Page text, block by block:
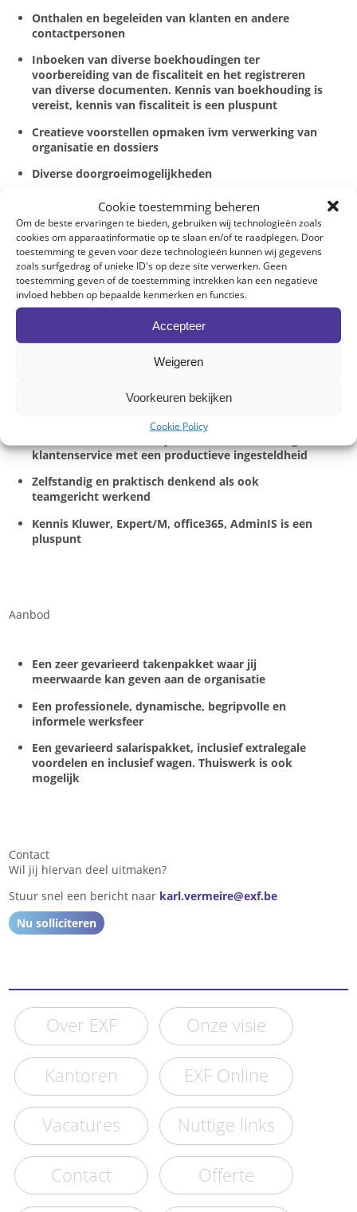
Cookie toestemming beheren
Om de beste ervaringen te bieden, gebruiken wij technologieën zoals
cookies om apparaatinformatie op te slaan en/of te raadplegen. Door
toestemming te geven voor deze technologieën kunnen wij gegevens
zoals surfgedrag of unieke ID's op deze site verwerken. Geen
toestemming geven of de toestemming intrekken kan een negatieve
invloed hebben op bepaalde kenmerken en functies.
Accepteer
Weigeren
Voorkeuren bekijken
Cookie Policy
Onthalen en begeleiden van klanten en andere
contactpersonen
Inboeken van diverse boekhoudingen ter
voorbereiding van de fiscaliteit en het registreren
van diverse documenten. Kennis van boekhouding is
vereist, kennis van fiscaliteit is een pluspunt
Creatieve voorstellen opmaken ivm verwerking van
organisatie en dossiers
Diverse doorgroeimogelijkheden
Profiel
Vereist: In het bezit van een bachelor diploma met
Werkervaring van minstens 3 jaar op een
communicatievaardigheden, goede kennis van Frans
klantenservice met een productieve ingesteldheid
Zelfstandig en praktisch denkend als ook
teamgericht werkend
Kennis Kluwer, Expert/M, office365, AdminIS is een
pluspunt
Aanbod
Een zeer gevarieerd takenpakket waar jij
meerwaarde kan geven aan de organisatie
Een professionele, dynamische, begripvolle en
informele werksfeer
Een gevarieerd salarispakket, inclusief extralegale
voordelen en inclusief wagen. Thuiswerk is ook
mogelijk
Contact
Wil jij hiervan deel uitmaken?
Stuur snel een bericht naar karl.vermeire@exf.be
Nu solliciteren
Over EXF Onze visie
Kantoren EXF Online
Vacatures Nuttige links
Contact Offerte